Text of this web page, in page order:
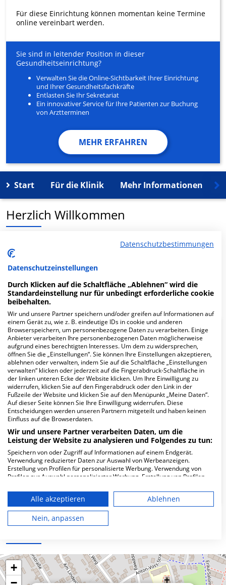
Für diese Einrichtung können momentan keine Termine
online vereinbart werden.
Sie sind in leitender Position in dieser
Gesundheitseinrichtung?
Verwalten Sie die Online-Sichtbarkeit Ihrer Einrichtung
und Ihrer Gesundheitsfachkräfte
Entlasten Sie Ihr Sekretariat
Ein innovativer Service für Ihre Patienten zur Buchung
von Arztterminen
MEHR ERFAHREN
Start Für die Klinik Mehr Informationen
Herzlich Willkommen
MVZ am Evang. Krankenhaus Hamm gGmbH in der
Werler Str. 110 ist ein medizinisches
Versorgungszentrum in Hamm.
Mehr Informationen
FAQ
Hier ﬁnden Sie häuﬁg gestellte Fragen zu dieser Klinik.
Wie lautet die Adresse von MVZ am Evang.
Krankenhaus Hamm gGmbH?
59063 Hamm
Wie ist die Telefonnummer von MVZ am
+
Datenschutzbestimmungen
Datenschutzeinstellungen
Durch Klicken auf die Schaltfläche „Ablehnen“ wird die
Standardeinstellung nur für unbedingt erforderliche cookie
beibehalten.
Wir und unsere Partner speichern und/oder greifen auf Informationen auf
einem Gerät zu, wie z. B. eindeutige IDs in cookie und anderen
Browserspeichern, um personenbezogene Daten zu verarbeiten. Einige
Anbieter verarbeiten Ihre personenbezogenen Daten möglicherweise
aufgrund eines berechtigten Interesses. Um dem zu widersprechen,
öffnen Sie die „Einstellungen“. Sie können Ihre Einstellungen akzeptieren,
ablehnen oder verwalten, indem Sie auf die Schaltfläche „Einstellungen
verwalten“ klicken oder jederzeit auf die Fingerabdruck-Schaltfläche in
der linken unteren Ecke der Website klicken. Um Ihre Einwilligung zu
widerrufen, klicken Sie auf den Fingerabdruck oder den Link in der
Fußzeile der Website und klicken Sie auf den Menüpunkt „Meine Daten“.
Auf dieser Seite können Sie Ihre Einwilligung widerrufen. Diese
Entscheidungen werden unseren Partnern mitgeteilt und haben keinen
Einfluss auf die Browserdaten.
Wir und unsere Partner verarbeiten Daten, um die
Leistung der Website zu analysieren und Folgendes zu tun:
Speichern von oder Zugriff auf Informationen auf einem Endgerät.
Verwendung reduzierter Daten zur Auswahl von Werbeanzeigen.
Erstellung von Profilen für personalisierte Werbung. Verwendung von
Profilen zur Auswahl personalisierter Werbung. Erstellung von Profilen
personalisierter Inhalte. Messung der Werbeleistung. Messung der
Performance von Inhalten. Analyse von Zielgruppen durch Statistiken
oder Kombinationen von Daten aus verschiedenen Quellen. Entwicklung
und Verbesserung der Angebote. Verwendung reduzierter Daten zur
Auswahl von Inhalten.
die USA gesendet werden.
Ihre Einwilligung und die cookie Richtlinie gelten ausschließlich für diese
Website/App.
Partnerliste anzeigen (1 IAB-Anbieter)
Alle akzeptieren
Ablehnen
Nein, anpassen